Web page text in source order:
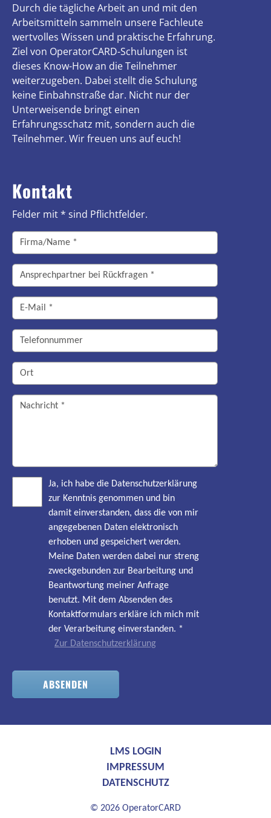
Durch die tägliche Arbeit an und mit den
Arbeitsmitteln sammeln unsere Fachleute
wertvolles Wissen und praktische Erfahrung.
Ziel von OperatorCARD-Schulungen ist
dieses Know-How an die Teilnehmer
weiterzugeben. Dabei stellt die Schulung
keine Einbahnstraße dar. Nicht nur der
Unterweisende bringt einen
Erfahrungsschatz mit, sondern auch die
Teilnehmer. Wir freuen uns auf euch!
Kontakt
Felder mit * sind Pflichtfelder.
Ja, ich habe die Datenschutzerklärung
zur Kenntnis genommen und bin
damit einverstanden, dass die von mir
angegebenen Daten elektronisch
erhoben und gespeichert werden.
Meine Daten werden dabei nur streng
zweckgebunden zur Bearbeitung und
Beantwortung meiner Anfrage
benutzt. Mit dem Absenden des
Kontaktformulars erkläre ich mich mit
der Verarbeitung einverstanden. *
Zur Datenschutzerklärung
ABSENDEN
LMS LOGIN
IMPRESSUM
DATENSCHUTZ
© 2026 OperatorCARD